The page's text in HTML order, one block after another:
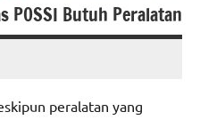
POSSI Butuh Peralatan
peralatan yang